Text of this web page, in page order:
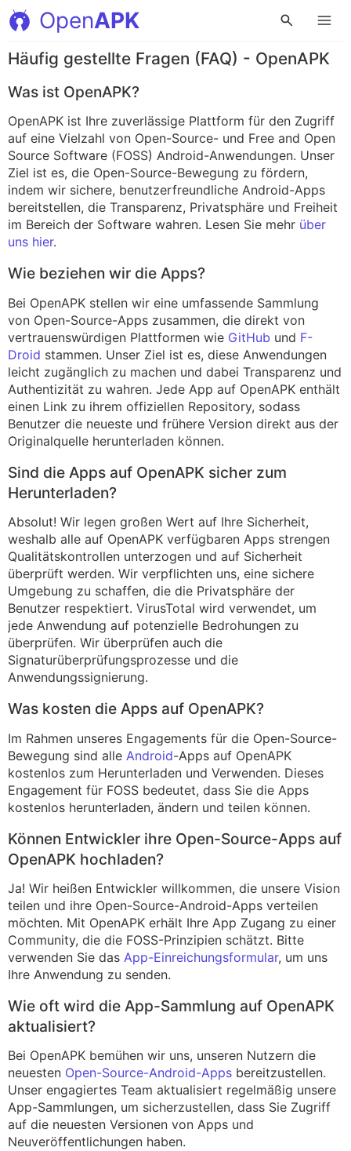
OpenAPK
Häufig gestellte Fragen (FAQ) - OpenAPK
Was ist OpenAPK?
OpenAPK ist Ihre zuverlässige Plattform für den Zugriff
auf eine Vielzahl von Open-Source- und Free and Open
Source Software (FOSS) Android-Anwendungen. Unser
Ziel ist es, die Open-Source-Bewegung zu fördern,
indem wir sichere, benutzerfreundliche Android-Apps
bereitstellen, die Transparenz, Privatsphäre und Freiheit
im Bereich der Software wahren. Lesen Sie mehr über
uns hier.
Wie beziehen wir die Apps?
Bei OpenAPK stellen wir eine umfassende Sammlung
von Open-Source-Apps zusammen, die direkt von
vertrauenswürdigen Plattformen wie GitHub und F-
Droid stammen. Unser Ziel ist es, diese Anwendungen
leicht zugänglich zu machen und dabei Transparenz und
Authentizität zu wahren. Jede App auf OpenAPK enthält
einen Link zu ihrem offiziellen Repository, sodass
Benutzer die neueste und frühere Version direkt aus der
Originalquelle herunterladen können.
Sind die Apps auf OpenAPK sicher zum
Herunterladen?
Absolut! Wir legen großen Wert auf Ihre Sicherheit,
weshalb alle auf OpenAPK verfügbaren Apps strengen
Qualitätskontrollen unterzogen und auf Sicherheit
überprüft werden. Wir verpflichten uns, eine sichere
Umgebung zu schaffen, die die Privatsphäre der
Benutzer respektiert. VirusTotal wird verwendet, um
jede Anwendung auf potenzielle Bedrohungen zu
überprüfen. Wir überprüfen auch die
Signaturüberprüfungsprozesse und die
Anwendungssignierung.
Was kosten die Apps auf OpenAPK?
Im Rahmen unseres Engagements für die Open-Source-
Bewegung sind alle Android-Apps auf OpenAPK
kostenlos zum Herunterladen und Verwenden. Dieses
Engagement für FOSS bedeutet, dass Sie die Apps
kostenlos herunterladen, ändern und teilen können.
Können Entwickler ihre Open-Source-Apps auf
OpenAPK hochladen?
Ja! Wir heißen Entwickler willkommen, die unsere Vision
teilen und ihre Open-Source-Android-Apps verteilen
möchten. Mit OpenAPK erhält Ihre App Zugang zu einer
Community, die die FOSS-Prinzipien schätzt. Bitte
verwenden Sie das App-Einreichungsformular, um uns
Ihre Anwendung zu senden.
Wie oft wird die App-Sammlung auf OpenAPK
aktualisiert?
Bei OpenAPK bemühen wir uns, unseren Nutzern die
neuesten Open-Source-Android-Apps bereitzustellen.
Unser engagiertes Team aktualisiert regelmäßig unsere
App-Sammlungen, um sicherzustellen, dass Sie Zugriff
auf die neuesten Versionen von Apps und
Neuveröffentlichungen haben.